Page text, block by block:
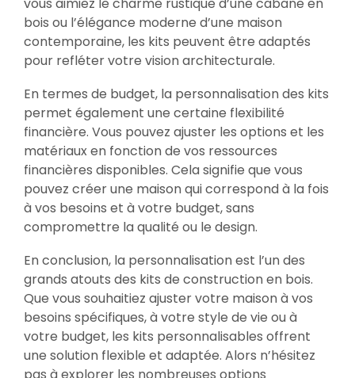
bois ou l’élégance moderne d’une maison
contemporaine, les kits peuvent être adaptés
pour refléter votre vision architecturale.
En termes de budget, la personnalisation des kits
permet également une certaine flexibilité
financière. Vous pouvez ajuster les options et les
matériaux en fonction de vos ressources
financières disponibles. Cela signifie que vous
pouvez créer une maison qui correspond à la fois
à vos besoins et à votre budget, sans
compromettre la qualité ou le design.
En conclusion, la personnalisation est l’un des
grands atouts des kits de construction en bois.
Que vous souhaitiez ajuster votre maison à vos
besoins spécifiques, à votre style de vie ou à
votre budget, les kits personnalisables offrent
une solution flexible et adaptée. Alors n’hésitez